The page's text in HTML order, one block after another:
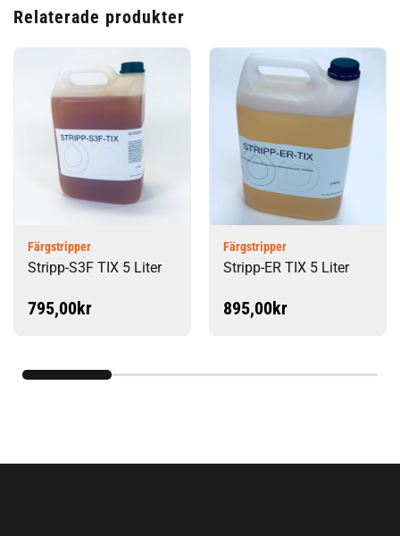
Relaterade produkter
Färgstripper
Stripp-S3F TIX 5 Liter
795,00kr
Färgstripper
Stripp-ER TIX 5 Liter
895,00kr